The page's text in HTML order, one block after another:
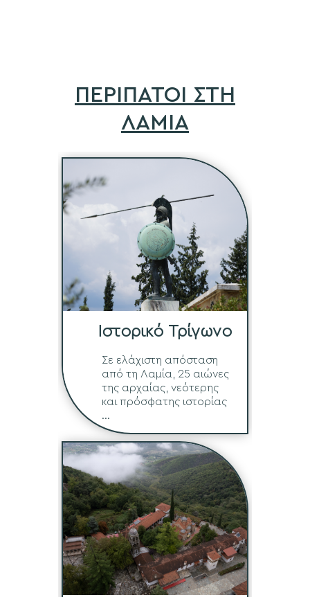
ΠΕΡΙΠΑΤΟΙ ΣΤΗ
ΛΑΜΙΑ
Ιστορικό Τρίγωνο
Σε ελάχιστη απόσταση
από τη Λαμία, 25 αιώνες
της αρχαίας, νεότερης
και πρόσφατης ιστορίας
...